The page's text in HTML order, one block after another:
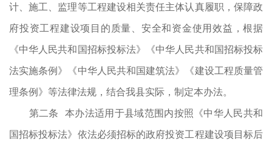
计、施工、监理等工程建设相关责任主体认真履职，保障政
府投资工程建设项目的质量、安全和资金使用效益，根据
《中华人民共和国招标投标法》《中华人民共和国招标投标
法实施条例》《中华人民共和国建筑法》《建设工程质量管
理条例》等法律法规，结合我县实际，制定本办法。
第二条 本办法适用于县域范围内按照《中华人民共和
国招标投标法》依法必须招标的政府投资工程建设项目标后